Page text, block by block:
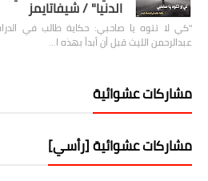
الدنيا" / شيفاتايمز
"كي لا تتوه يا صاحبي: حكاية طالب في
عبدالرحمن الليث قبل أن أبدأ بهذه ا…
مشاركات عشوائية
مشاركات عشوائية [رأسي]